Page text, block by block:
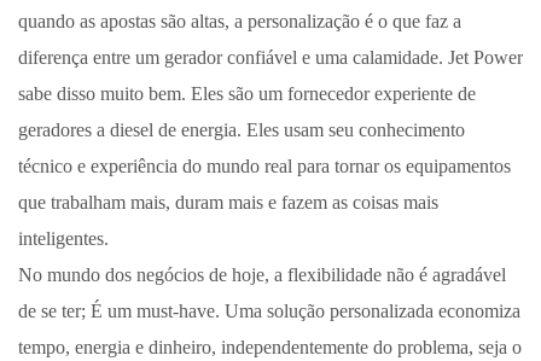
quando as apostas são altas, a personalização é o que faz a
diferença entre um gerador confiável e uma calamidade. Jet Power
sabe disso muito bem. Eles são um fornecedor experiente de
geradores a diesel de energia. Eles usam seu conhecimento
técnico e experiência do mundo real para tornar os equipamentos
que trabalham mais, duram mais e fazem as coisas mais
inteligentes.
No mundo dos negócios de hoje, a flexibilidade não é agradável
de se ter; É um must-have. Uma solução personalizada economiza
tempo, energia e dinheiro, independentemente do problema, seja o